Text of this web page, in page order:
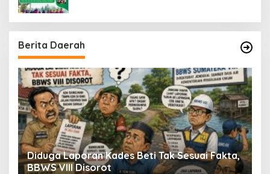
Berita Daerah
Diduga Laporan Kades Beti Tak Sesuai Fakta,
BBWS VIII Disorot